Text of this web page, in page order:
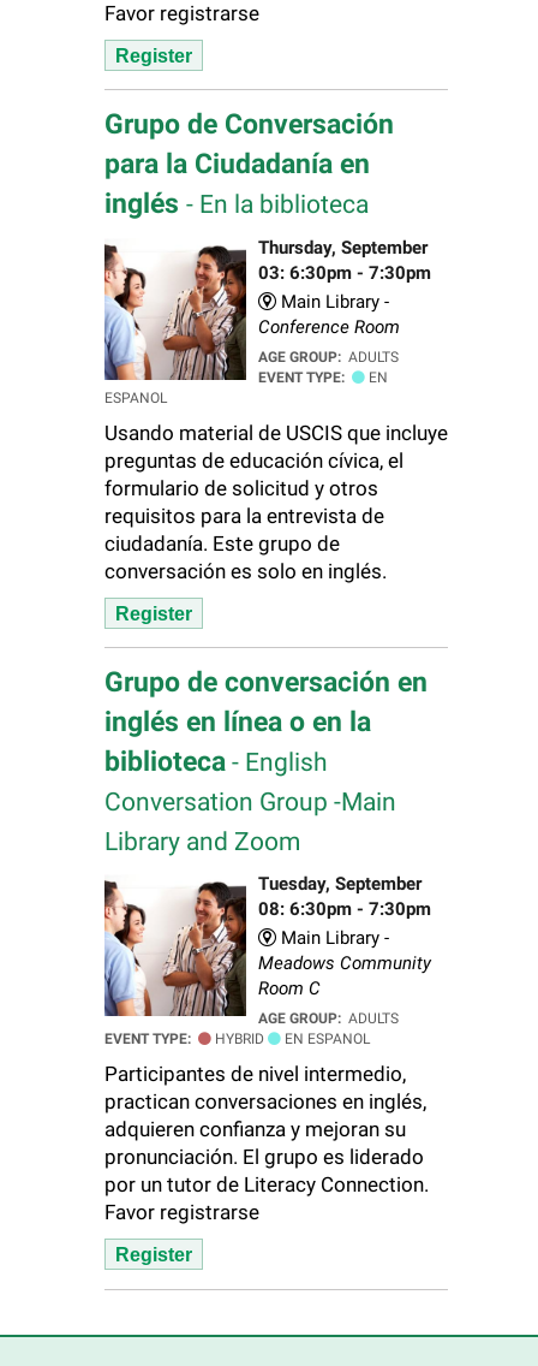
Favor registrarse
Register
Grupo de Conversación
para la Ciudadanía en
inglés - En la biblioteca
Thursday, September
03: 6:30pm - 7:30pm
Main Library -
Conference Room
AGE GROUP: ADULTS
EVENT TYPE:
EN
ESPANOL
Usando material de USCIS que incluye
preguntas de educación cívica, el
formulario de solicitud y otros
requisitos para la entrevista de
ciudadanía. Este grupo de
conversación es solo en inglés.
Register
Grupo de conversación en
inglés en línea o en la
biblioteca - English
Conversation Group -Main
Library and Zoom
Tuesday, September
08: 6:30pm - 7:30pm
Main Library -
Meadows Community
Room C
AGE GROUP: ADULTS
EVENT TYPE:
HYBRID EN ESPANOL
Participantes de nivel intermedio,
practican conversaciones en inglés,
adquieren confianza y mejoran su
pronunciación. El grupo es liderado
por un tutor de Literacy Connection.
Favor registrarse
Register